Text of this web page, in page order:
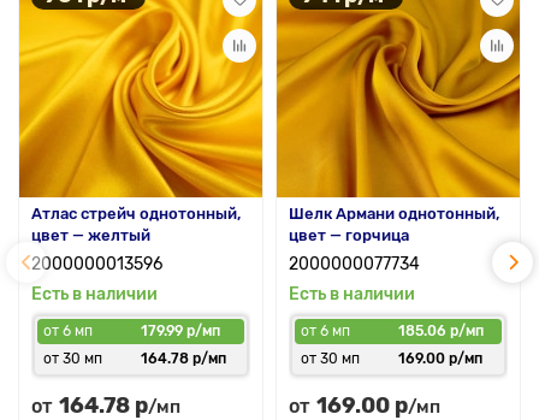
Атлас стрейч однотонный,
цвет — желтый
2000000013596
Есть в наличии
от 6 мп
179.99 р/мп
от 30 мп
164.78 р/мп
от 164.78 р/мп
Шелк Армани однотонный,
цвет — горчица
2000000077734
Есть в наличии
от 6 мп
185.06 р/мп
от 30 мп
169.00 р/мп
от 169.00 р/мп